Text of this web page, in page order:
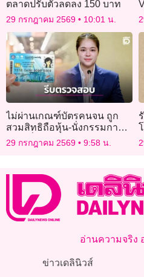
ตลาดปรับตัวลดลง 150 บาท
29 กรกฎาคม 2569 10:01 น.
ไม่ผ่านเกณฑ์บัตรคนจน ถูก
สวมสิทธิถือหุ้น-นั่งกรรมการ
ให้รีบยื่นตรวจสอบ
29 กรกฎาคม 2569 9:58 น.
อ่านความจริง
ข่าวเดลินิวส์